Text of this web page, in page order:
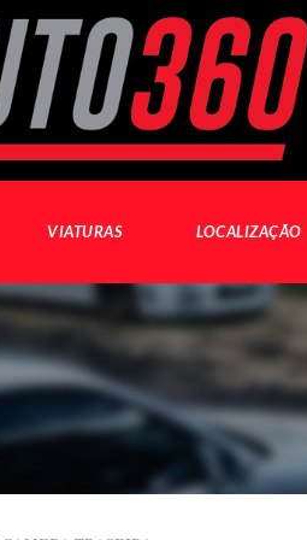
VIATURAS LOCALIZAÇÃO